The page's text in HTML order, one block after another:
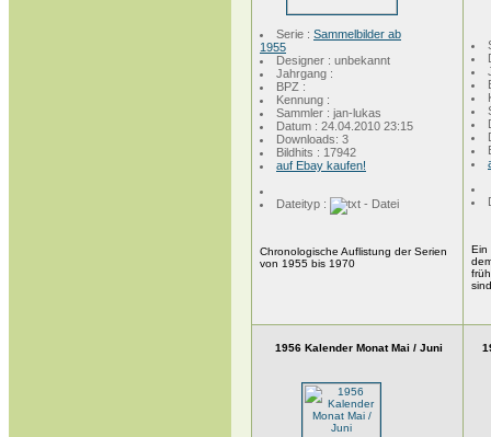
Serie : Sammelbilder ab
1955
Designer : unbekannt
Jahrgang :
BPZ :
Kennung :
Sammler : jan-lukas
Datum : 24.04.2010 23:15
Downloads: 3
Bildhits : 17942
auf Ebay kaufen!
Dateityp :
Chronologische Auflistung der Serien
von 1955 bis 1970
Ein
1956 Kalender Monat Mai / Juni